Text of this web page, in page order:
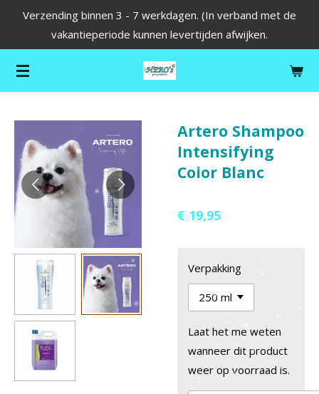
de
hoofdinhoud
Verzending binnen 3 - 7 werkdagen. (In verband met de
vakantieperiode kunnen levertijden afwijken.
Artero Shampoo
Intensifying
Color Blanc
€ 19,95
Verpakking
Laat het me weten
wanneer dit product
weer op voorraad is.